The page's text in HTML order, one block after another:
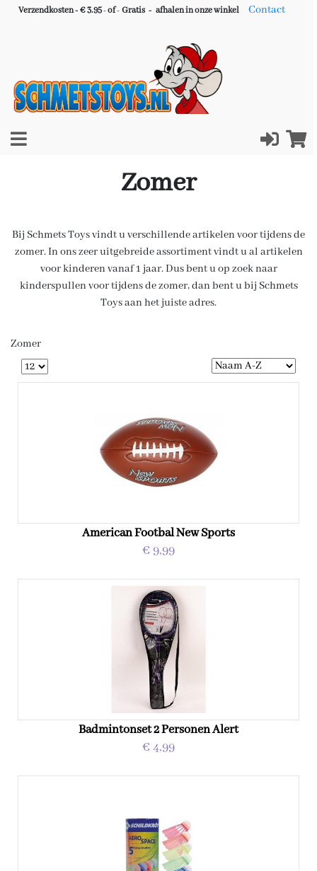
Verzendkosten - € 3.95-of- Gratis - afhalen in onze winkel Contact
Zomer
Bij Schmets Toys vindt u verschillende artikelen voor tijdens de
zomer. In ons zeer uitgebreide assortiment vindt u al artikelen
voor kinderen vanaf 1 jaar. Dus bent u op zoek naar
kinderspullen voor tijdens de zomer, dan bent u bij Schmets
Toys aan het juiste adres.
Zomer
American Footbal New Sports
€ 9,99
Badmintonset 2 Personen Alert
€ 4,99